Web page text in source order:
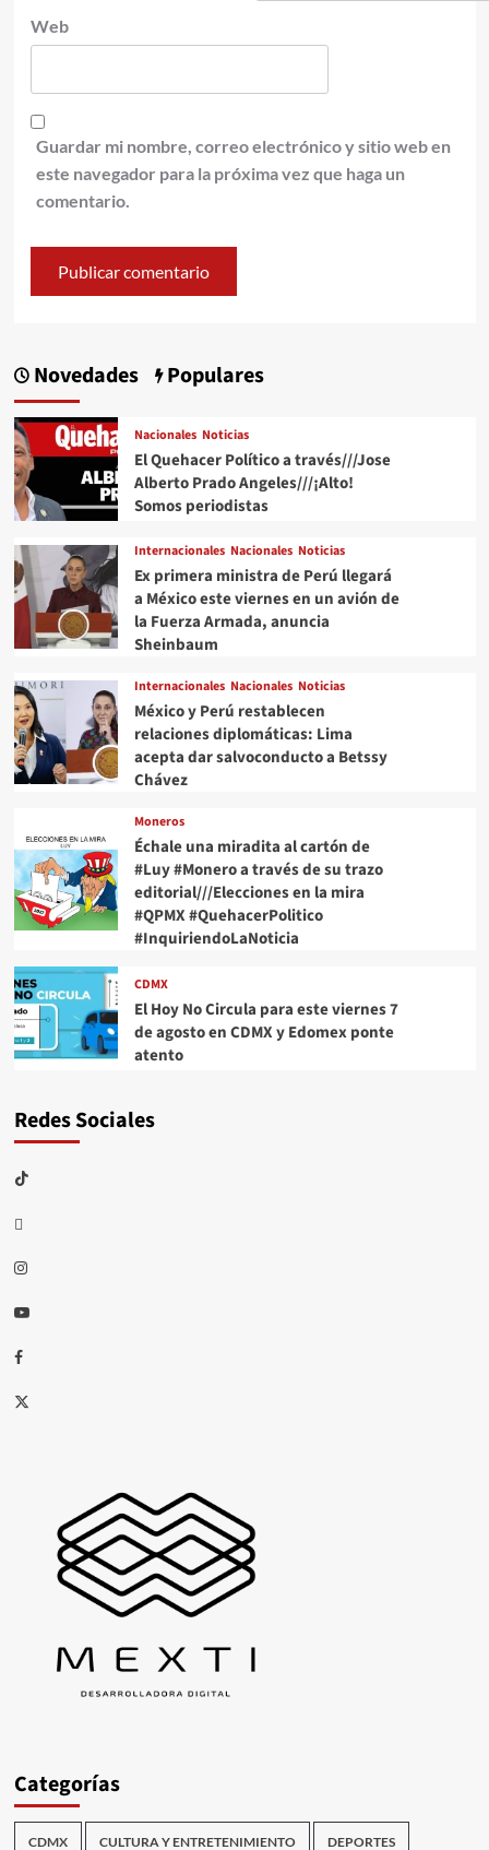
Web
Guardar mi nombre, correo electrónico y sitio web en
este navegador para la próxima vez que haga un
comentario.
Novedades Populares
Nacionales Noticias
El Quehacer Político a través///Jose
Alberto Prado Angeles///¡Alto!
Somos periodistas
Internacionales Nacionales Noticias
Ex primera ministra de Perú llegará
a México este viernes en un avión de
la Fuerza Armada, anuncia
Sheinbaum
Internacionales Nacionales Noticias
México y Perú restablecen
relaciones diplomáticas: Lima
acepta dar salvoconducto a Betssy
Chávez
Moneros
Échale una miradita al cartón de
#Luy #Monero a través de su trazo
editorial///Elecciones en la mira
#QPMX #QuehacerPolitico
#InquiriendoLaNoticia
CDMX
El Hoy No Circula para este viernes 7
de agosto en CDMX y Edomex ponte
atento
Redes Sociales
TikTok
threads
Instagram
Youtube
Facebook
X
Categorías
CDMX CULTURA Y ENTRETENIMIENTO DEPORTES